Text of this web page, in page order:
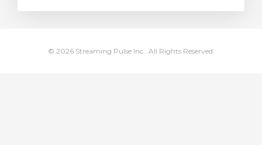
© 2026 Streaming Pulse Inc.. All Rights Reserved.